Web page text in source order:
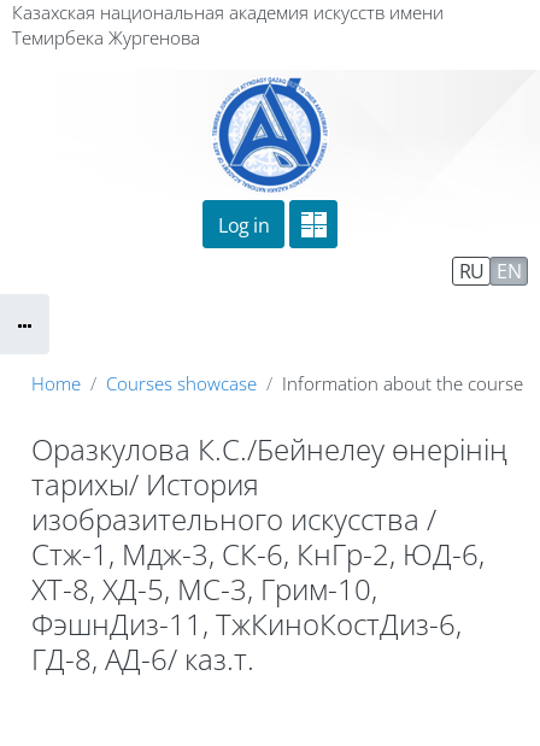
Skip to main content
Казахская национальная академия искусств имени
Темирбека Жургенова
Log in
RU EN
Home Courses showcase Information about the course
Оразкулова К.С./Бейнелеу өнерінің
тарихы/ История
изобразительного искусства /
Стж-1, Мдж-3, СК-6, КнГр-2, ЮД-6,
ХТ-8, ХД-5, МС-3, Грим-10,
ФэшнДиз-11, ТжКиноКостДиз-6,
ГД-8, АД-6/ каз.т.